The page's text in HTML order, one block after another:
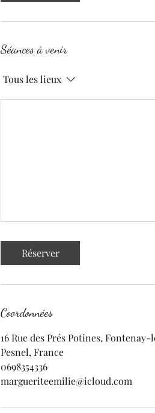
Séances à venir
Tous les lieux
Réserver
Coordonnées
16 Rue des Prés Potines, Fontenay-
Pesnel, France
0698354336
margueriteemilie@icloud.com